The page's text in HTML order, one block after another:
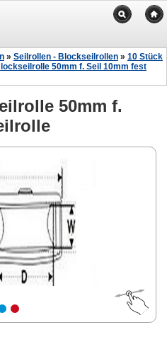
» Seilrollen - Blockseilrollen » 10 Stück
50mm f. Seil 10mm fest
50mm f.